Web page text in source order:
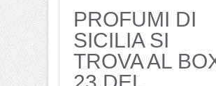
PROFUMI DI
SICILIA SI
TROVA AL